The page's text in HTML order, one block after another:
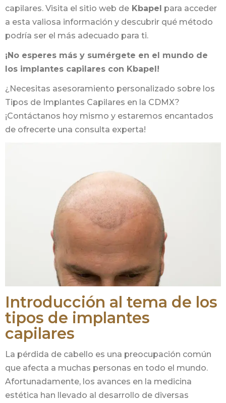
capilares. Visita el sitio web de Kbapel para acceder
a esta valiosa información y descubrir qué método
podría ser el más adecuado para ti.
¡No esperes más y sumérgete en el mundo de
los implantes capilares con Kbapel!
¿Necesitas asesoramiento personalizado sobre los
Tipos de Implantes Capilares en la CDMX?
¡Contáctanos hoy mismo y estaremos encantados
de ofrecerte una consulta experta!
Introducción al tema de los
tipos de implantes
capilares
La pérdida de cabello es una preocupación común
que afecta a muchas personas en todo el mundo.
Afortunadamente, los avances en la medicina
estética han llevado al desarrollo de diversas